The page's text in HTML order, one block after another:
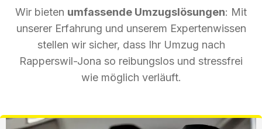
Wir bieten umfassende Umzugslösungen: Mit
unserer Erfahrung und unserem Expertenwissen
stellen wir sicher, dass Ihr Umzug nach
Rapperswil-Jona so reibungslos und stressfrei
wie möglich verläuft.